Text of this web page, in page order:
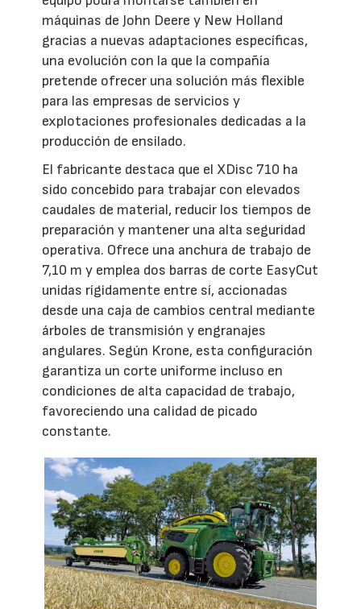
máquinas de John Deere y New Holland
gracias a nuevas adaptaciones específicas,
una evolución con la que la compañía
pretende ofrecer una solución más flexible
para las empresas de servicios y
explotaciones profesionales dedicadas a la
producción de ensilado.
El fabricante destaca que el XDisc 710 ha
sido concebido para trabajar con elevados
caudales de material, reducir los tiempos de
preparación y mantener una alta seguridad
operativa. Ofrece una anchura de trabajo de
7,10 m y emplea dos barras de corte EasyCut
unidas rígidamente entre sí, accionadas
desde una caja de cambios central mediante
árboles de transmisión y engranajes
angulares. Según Krone, esta configuración
garantiza un corte uniforme incluso en
condiciones de alta capacidad de trabajo,
favoreciendo una calidad de picado
constante.